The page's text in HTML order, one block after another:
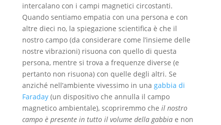
intercalano con i campi magnetici circostanti.
Quando sentiamo empatia con una persona e con
altre dieci no, la spiegazione scientifica è che il
nostro campo (da considerare come l’insieme delle
nostre vibrazioni) risuona con quello di questa
persona, mentre si trova a frequenze diverse (e
pertanto non risuona) con quelle degli altri. Se
anziché nell’ambiente vivessimo in una gabbia di
Faraday(un dispositivo che annulla il campo
magnetico ambientale), scopriremmo che il nostro
campo è presente in tutto il volume della gabbiae non